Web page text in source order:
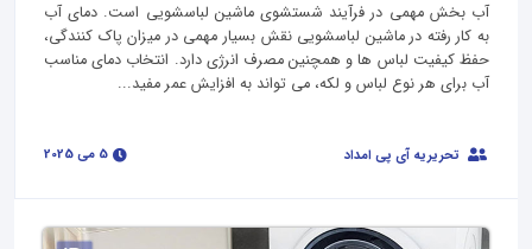
آب بخش مهمی در فرآیند شستشوی ماشین لباسشویی است. دمای آب
به کار رفته در ماشین لباسشویی نقش بسیار مهمی در میزان پاک‌ کنندگی،
حفظ کیفیت لباس‌ ها و همچنین مصرف انرژی دارد. انتخاب دمای مناسب
آب برای هر نوع لباس و لکه، می‌ تواند به افزایش عمر مفید...
تحریریه آی پی امداد